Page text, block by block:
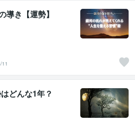
き【運勢】
11
どんな1年？